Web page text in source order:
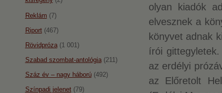
olyan kiadók
elvesznek a
könyvet adnak
írói
az erdélyi
az Előretolt
Reklám (7)
Riport(467)
Rövidpróza(1 001)
Szabad szombat-antológia(211)
Száz év – nagy háború(492)
Színpadi jelenet(79)